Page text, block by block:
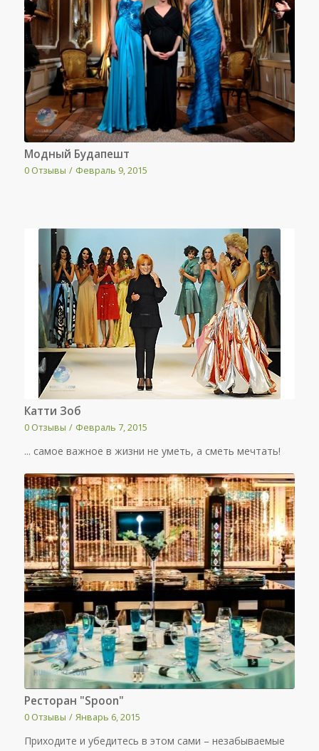
Модный Будапешт
0 Отзывы / Февраль 9, 2015
Катти Зоб
0 Отзывы / Февраль 7, 2015
... самое важное в жизни не уметь, а сметь мечтать!
Ресторан "Spoon"
0 Отзывы / Январь 6, 2015
Приходите и убедитесь в этом сами – незабываемые